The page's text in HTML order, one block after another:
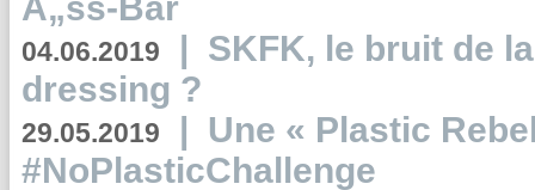
04.06.2019 | SKFK, le bruit de
dressing ?
29.05.2019 | Une « Plastic
#NoPlasticChallenge